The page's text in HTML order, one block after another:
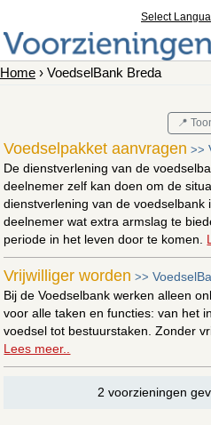
Select
Home › VoedselBank Breda
📍
Voedselpakket aanvragen >>
De dienstverlening van de
deelnemer zelf kan doen om de
dienstverlening van de voedselbank
deelnemer wat extra armslag te
periode in het leven door te komen.
Vrijwilliger worden >>
Bij de Voedselbank werken alleen
voor alle taken en functies: van het
voedsel tot bestuurstaken. Zonder
Lees meer..
2 voorzieningen